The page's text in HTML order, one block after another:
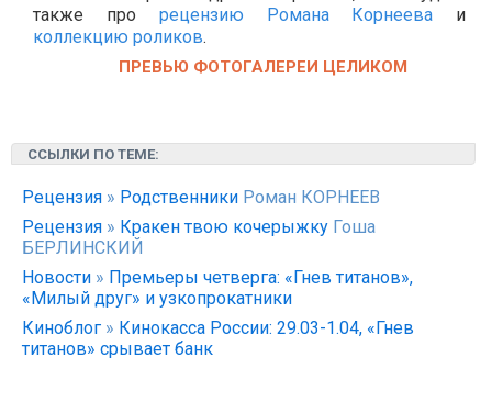
также про рецензию Романа Корнеева и
коллекцию роликов.
ПРЕВЬЮ ФОТОГАЛЕРЕИ ЦЕЛИКОМ
ССЫЛКИ ПО ТЕМЕ:
Рецензия » Родственники Роман КОРНЕЕВ
Рецензия » Кракен твою кочерыжку Гоша
БЕРЛИНСКИЙ
Новости » Премьеры четверга: «Гнев титанов»,
«Милый друг» и узкопрокатники
Киноблог » Кинокасса России: 29.03-1.04, «Гнев
титанов» срывает банк